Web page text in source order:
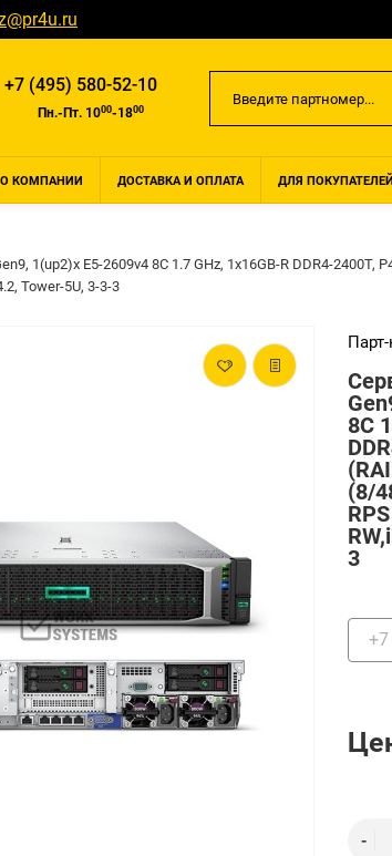
+7 (495) 580-52-10
Пн.-Пт. 1000-1800
О КОМПАНИИ ДОСТАВКА И ОПЛАТА ДЛЯ ПОКУПАТЕЛЕЙ
1(up2)x E5-2609v4 8C 1.7 GHz, 1x16GB-R DDR4-2400T,
Tower-5U, 3-3-3
8C
(8/
3